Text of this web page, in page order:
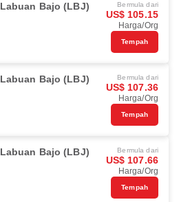
Labuan Bajo (LBJ) Bermula dari
US$ 105.15
Harga/Org
Tempah
Labuan Bajo (LBJ) Bermula dari
US$ 107.36
Harga/Org
Tempah
Labuan Bajo (LBJ) Bermula dari
US$ 107.66
Harga/Org
Tempah